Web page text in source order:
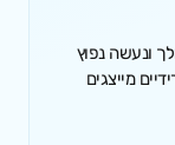
ונעשה נפוץ
מייצגים